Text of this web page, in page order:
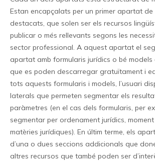
Estan encapçalats per un primer apartat de
destacats, que solen ser els recursos
publicar o més rellevants segons les
sector professional. A aquest apartat el
apartat amb formularis jurídics o bé models
que es poden descarregar gratuïtament i
tots aquests formularis i models, l’usuari
laterals que permeten segmentar els
paràmetres (en el cas dels formularis, per
segmentar per ordenament jurídics,
matèries jurídiques). En últim terme, els
d’una o dues seccions addicionals que
altres recursos que també poden ser